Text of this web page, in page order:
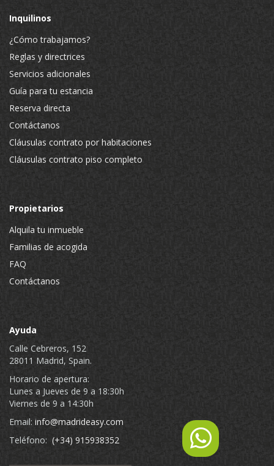
Inquilinos
¿Cómo trabajamos?
Reglas y directrices
Servicios adicionales
Guía para tu estancia
Reserva directa
Contáctanos
Cláusulas contrato por habitaciones
Cláusulas contrato piso completo
Propietarios
Alquila tu inmueble
Familias de acogida
FAQ
Contáctanos
Ayuda
Calle Cebreros, 152
28011 Madrid, Spain.
Horario de apertura:
Lunes a Jueves de 9 a 18:30h
Viernes de 9 a 14:30h
Email: info@madrideasy.com
Teléfono: (+34) 915938352